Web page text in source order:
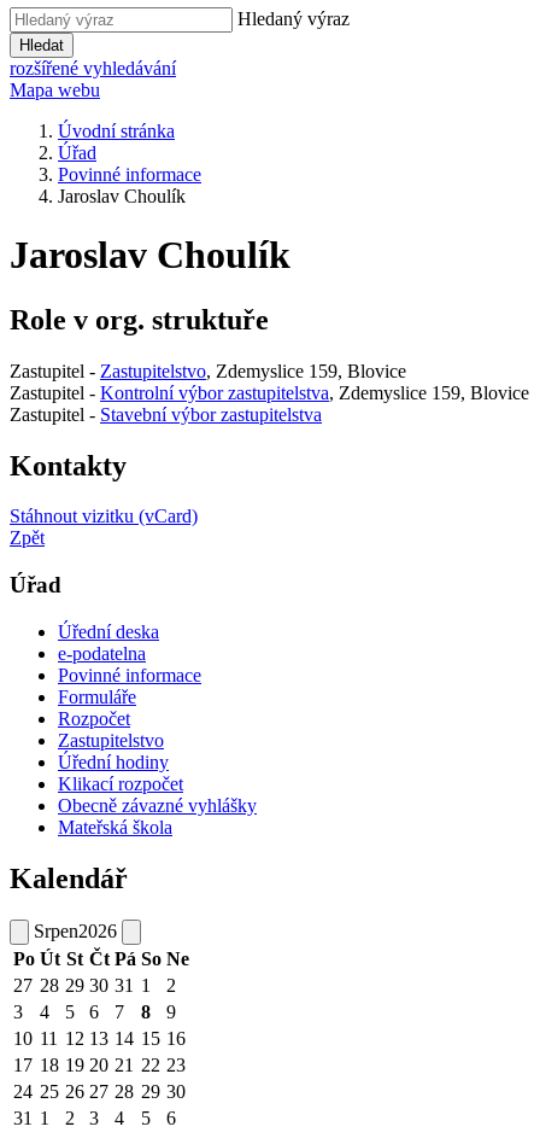
Hledaný výraz
Hledat
rozšířené vyhledávání
Mapa webu
Úvodní stránka
Úřad
Povinné informace
Jaroslav Choulík
Jaroslav Choulík
Role v org. struktuře
Zastupitel - Zastupitelstvo, Zdemyslice 159, Blovice
Zastupitel - Kontrolní výbor zastupitelstva, Zdemyslice 159, Blovice
Zastupitel - Stavební výbor zastupitelstva
Kontakty
Stáhnout vizitku (vCard)
Zpět
Úřad
Úřední deska
e-podatelna
Povinné informace
Formuláře
Rozpočet
Zastupitelstvo
Úřední hodiny
Klikací rozpočet
Obecně závazné vyhlášky
Mateřská škola
Kalendář
Srpen2026
Po Út St Čt Pá So Ne
27 28 29 30 31 1
2
3
4 5 6 7 8
9
10 11 12 13 14 15 16
17 18 19 20 21 22 23
24 25 26 27 28 29 30
31 1 2 3 4 5 6